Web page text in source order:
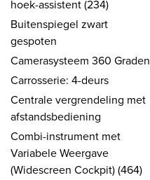
hoek-assistent (234)
Buitenspiegel zwart
gespoten
Camerasysteem 360 Graden
Carrosserie: 4-deurs
Centrale vergrendeling met
afstandsbediening
Combi-instrument met
Variabele Weergave
(Widescreen Cockpit) (464)